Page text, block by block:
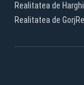
Realitatea de
Realitatea de Gorj